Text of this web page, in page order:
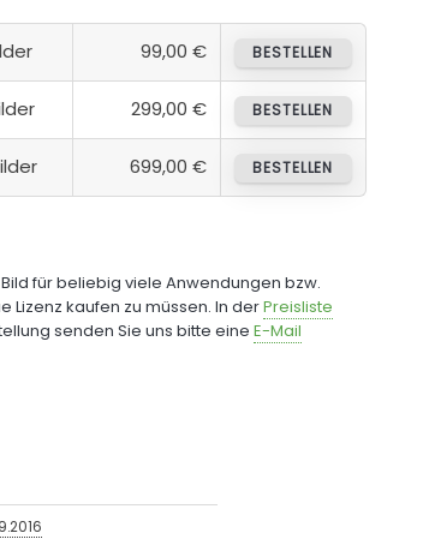
99,00 € BESTELLEN
299,00 € BESTELLEN
699,00 € BESTELLEN
für beliebig viele Anwendungen bzw.
kaufen zu müssen. In derPreisliste
senden Sie uns bitte eine E-Mail